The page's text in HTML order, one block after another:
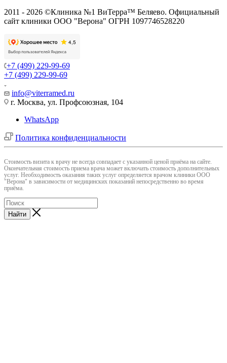
2011 - 2026 ©Клиника №1 ВиТерра™ Беляево. Официальный
сайт клиники ООО "Верона" ОГРН 1097746528220
+7 (499) 229-99-69
+7 (499) 229-99-69
info@viterramed.ru
г. Москва, ул. Профсоюзная, 104
WhatsApp
Политика конфиденциальности
Cтоимость визита к врачу не всегда совпадает с указанной ценой приёма на сайте.
Окончательная стоимость приема врача может включать стоимость дополнительных
услуг. Необходимость оказания таких услуг определяется врачом клиники ООО
"Верона" в зависимости от медицинских показаний непосредственно во время
приёма.
Найти